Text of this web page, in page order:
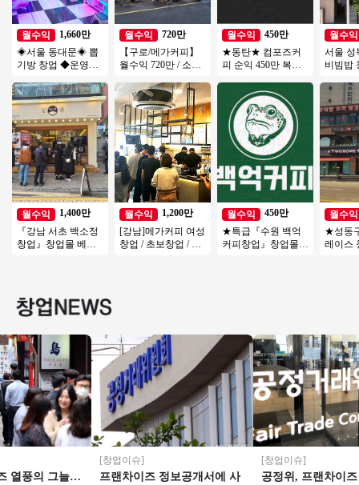
월수익
1,660만
◈서울 동대문◈ 뽑
기방 창업 ◆운영쉬
초보창업/은퇴창업/
직장인투잡
월수익
1,400만
『강남 서초 백소정
창업』창업몰 베스
월수익
720만
【구로/메가커피】
월수익 720만 / 소자
/ 초보창업
월수익
1,200만
[강남]메가커피 여성
창업 / 초보창업 / 오
월수익
450만
★동탄★ 컴포즈커
피 순익 450만 복합
보창업/여성창업/소
자본창업
월수익
450만
★특급『수원 백억
커피창업』창업몰추
월수익
서울 성
비빔밥
1억5천
월수익
★성동
레이스
의 그늘…
[창업이슈]
프랜차이즈 정보공개서에 사
[창업이슈]
공정위, 프랜차이즈 거